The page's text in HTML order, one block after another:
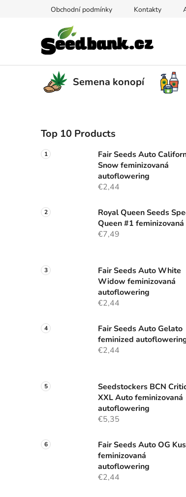
Obchodní podmínky Kontakty
Semena konopí
d
e
Top 10 Products
Fair Seeds Auto
Snow feminizovaná
autoflowering
€2,44
Royal Queen Seeds
Queen #1 feminizovaná
€7,49
Fair Seeds Auto White
Widow feminizovaná
autoflowering
€2,44
Fair Seeds Auto Gelato
feminized
€2,44
Seedstockers BCN
XXL Auto feminizovaná
autoflowering
€5,35
Fair Seeds Auto OG
feminizovaná
autoflowering
€2,44